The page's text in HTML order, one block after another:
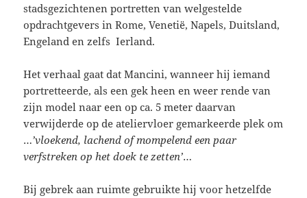
stadsgezichtenen portretten van welgestelde
opdrachtgevers in Rome, Venetië, Napels, Duitsland,
Engeland en zelfs Ierland.
Het verhaal gaat dat Mancini, wanneer hij iemand
portretteerde, als een gek heen en weer rende van
zijn model naar een op ca. 5 meter daarvan
verwijderde op de ateliervloer gemarkeerde plek om
…’vloekend, lachend of mompelend een paar
verfstreken op het doek te zetten’…
Bij gebrek aan ruimte gebruikte hij voor hetzelfde